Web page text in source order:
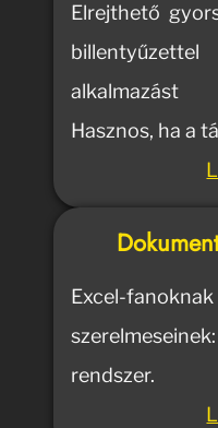
Elrejthető
alkalmazást
Hasznos, ha a
Excel-
rendszer.